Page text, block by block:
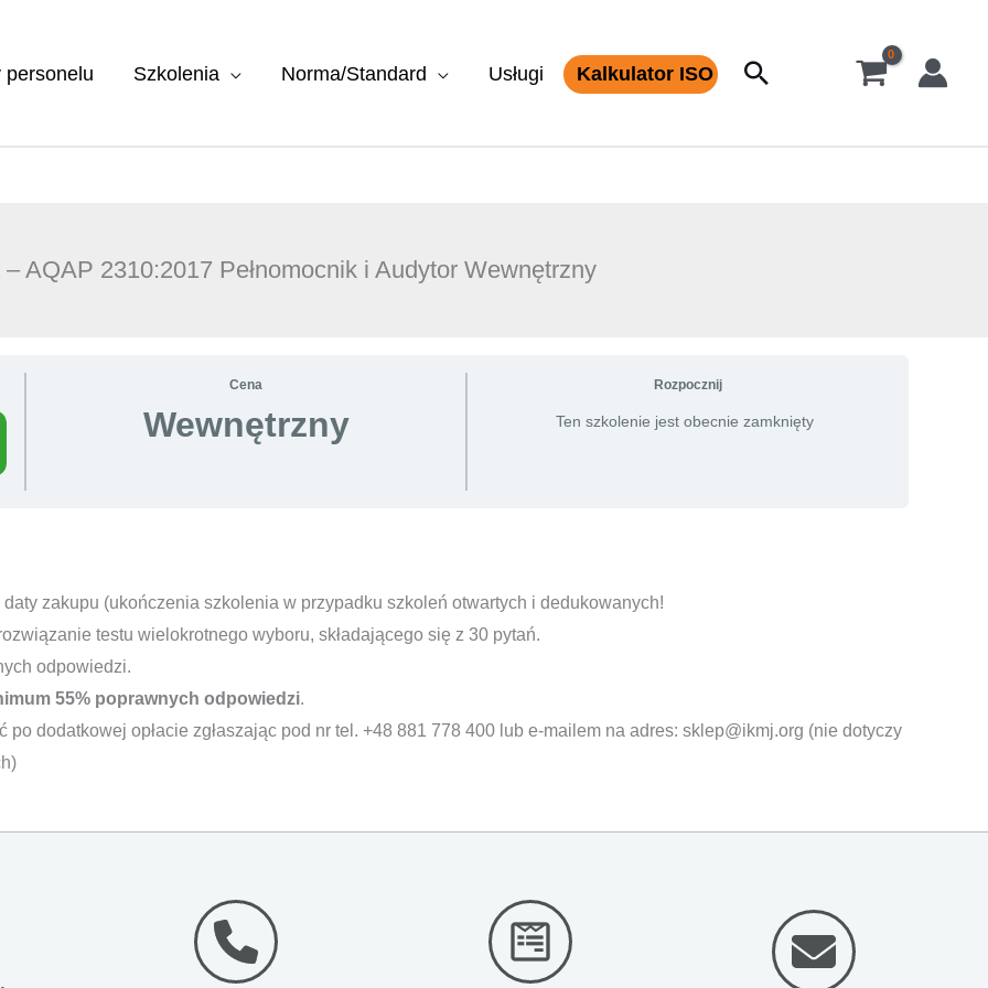
personelu Szkolenia Norma/Standard Usługi Kalkulator ISO Szukaj
AQAP 2310:2017 Pełnomocnik i Audytor Wewnętrzny
Cena
Wewnętrzny
Rozpocznij
Ten szkolenie jest obecnie zamknięty
zakupu (ukończenia szkolenia w przypadku szkoleń otwartych i dedukowanych!
testu wielokrotnego wyboru, składającego się z 30 pytań.
odpowiedzi.
55% poprawnych odpowiedzi.
dodatkowej opłacie zgłaszając pod nr tel. +48 881 778 400 lub e-mailem na adres: sklep@ikmj.org (nie dotyczy